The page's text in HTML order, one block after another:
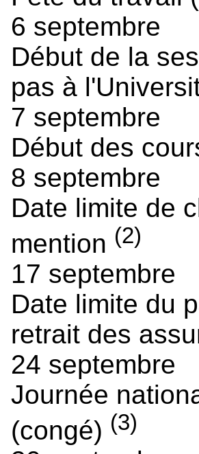
6 septembre
Début de la
pas à
7 septembre
Début des
8 septembre
Date limite de
mention (2)
17 septembre
Date limite du
retrait des
24 septembre
Journée
(congé) (3)